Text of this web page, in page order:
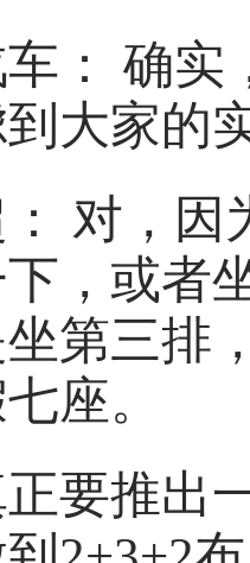
确实
大家的
对，因
，或者
第三排
座。
推出一